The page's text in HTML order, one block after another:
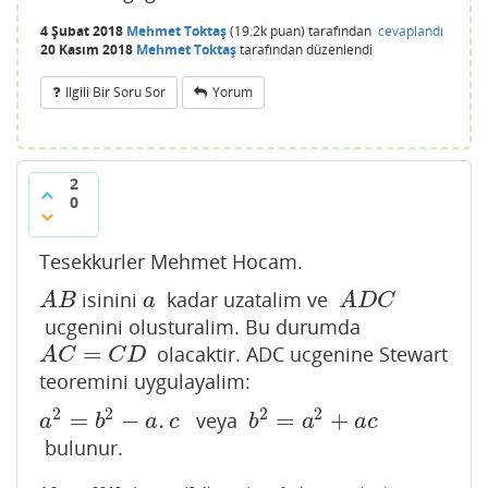
4 Şubat 2018 Mehmet Toktaş(19.2k puan) tarafından cevaplandı
20 Kasım 2018 Mehmet Toktaştarafındandüzenlendi
Ilgili Bir Soru Sor Yorum
2
0
Tesekkurler Mehmet Hocam.
AB
AB isinini a
a kadar uzatalim veADC
ADC
ucgenini olusturalim. Bu durumda
AC = CD
AC=CD
olacaktir. ADC ucgenine Stewart
teoremini uygulayalim:
a2 = b2 − a. c
a2 =b2 −a c veya b2 = a2 + ac
b2 =a 2+a c
bulunur.